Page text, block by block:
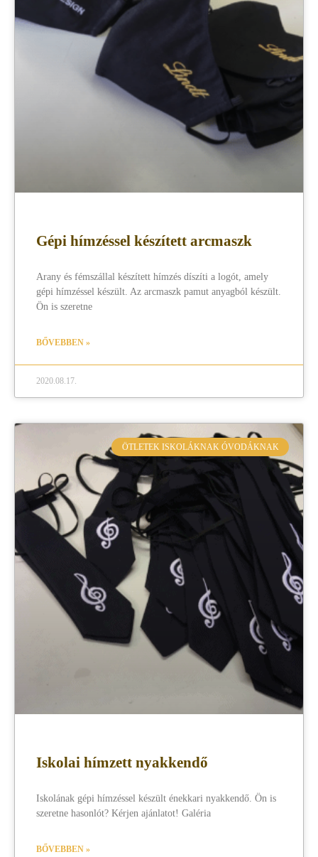
Gépi hímzéssel készített arcmaszk
Arany és fémszállal készített hímzés díszíti a logót, amely
gépi hímzéssel készült. Az arcmaszk pamut anyagból készült.
Ön is szeretne
BŐVEBBEN »
2020.08.17.
ÖTLETEK ISKOLÁKNAK ÓVODÁKNAK
Iskolai hímzett nyakkendő
Iskolának gépi hímzéssel készült énekkari nyakkendő. Ön is
szeretne hasonlót? Kérjen ajánlatot! Galéria
BŐVEBBEN »